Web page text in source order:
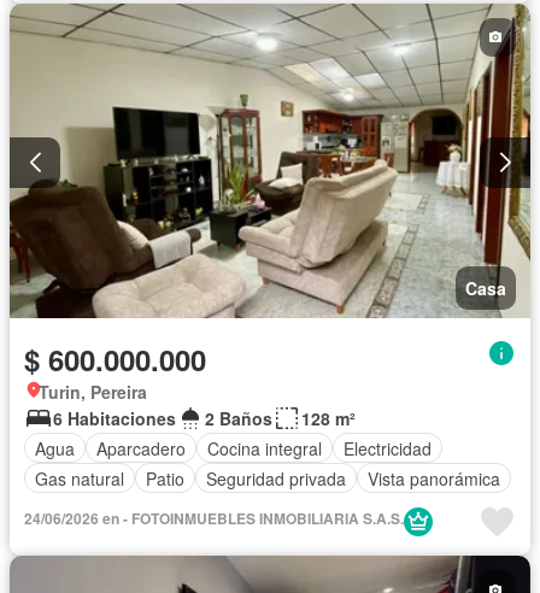
Casa
$ 600.000.000
Turin, Pereira
6 Habitaciones
2 Baños
128 m²
Agua
Aparcadero Cocina integral
Electricidad
Gas natural
Patio Seguridad privada Vista panorámica
24/06/2026 en - FOTOINMUEBLES INMOBILIARIA S.A.S.